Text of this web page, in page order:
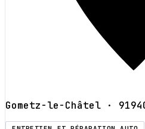
Gometz-le-Châtel ·